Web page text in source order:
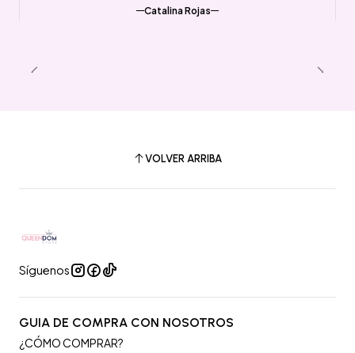
Catalina Rojas
VOLVER ARRIBA
Síguenos
GUIA DE COMPRA CON NOSOTROS
¿CÓMO COMPRAR?